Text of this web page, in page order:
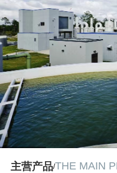
主营产品/THE MAIN